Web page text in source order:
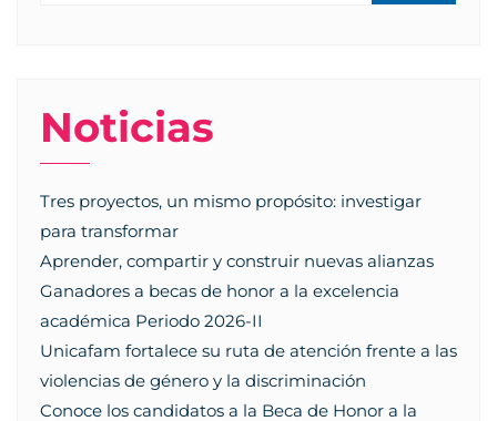
Noticias
Tres proyectos, un mismo propósito: investigar
para transformar
Aprender, compartir y construir nuevas alianzas
Ganadores a becas de honor a la excelencia
académica Periodo 2026-II
Unicafam fortalece su ruta de atención frente a las
violencias de género y la discriminación
Conoce los candidatos a la Beca de Honor a la